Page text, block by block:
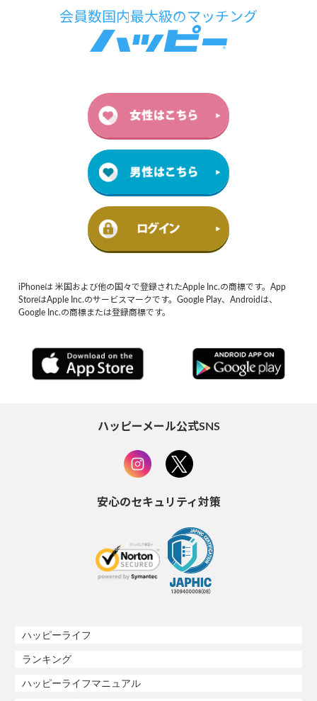
iPhoneは 米国および他の国々で登録されたApple Inc.の商標です。App
StoreはApple Inc.のサービスマークです。Google Play、Androidは、
Google Inc.の商標または登録商標です。
ハッピーメール公式SNS
安心のセキュリティ対策
ハッピーライフ
ランキング
ハッピーライフマニュアル